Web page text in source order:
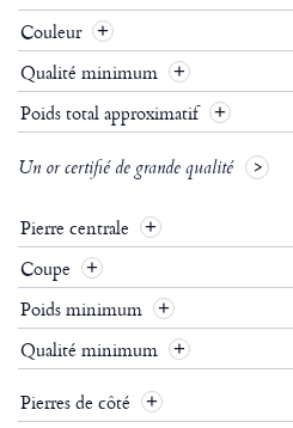
Couleur
Qualité minimum
Poids total approximatif
Un or certifié de grande qualité
Pierre centrale
Coupe
Poids minimum
Qualité minimum
Pierres de côté